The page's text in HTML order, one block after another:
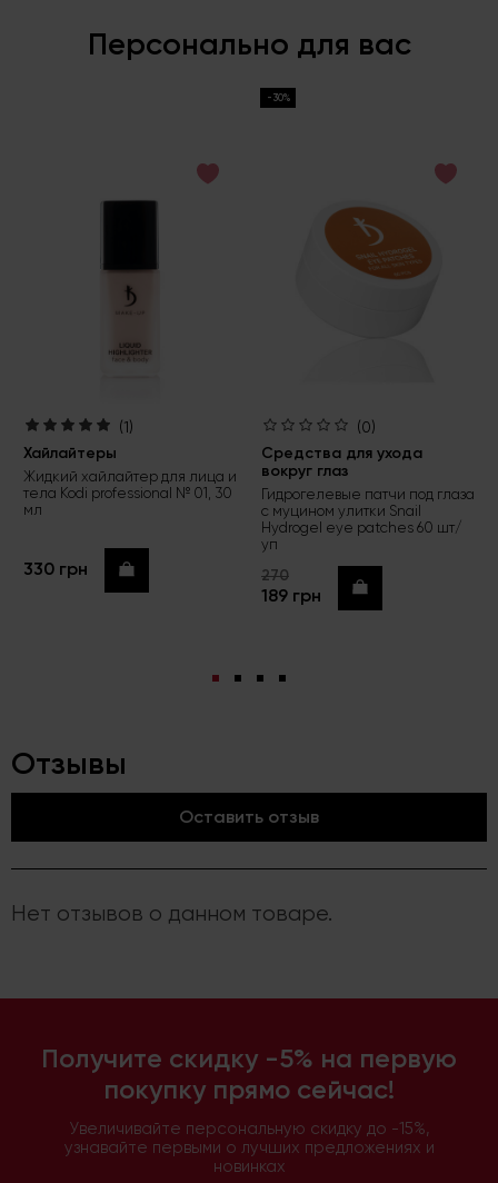
Персонально для вас
(1)
Хайлайтеры
Жидкий хайлайтер для лица и
тела Kodi professional № 01, 30
мл
330 грн Купить
-30%
(0)
Средства для ухода
вокруг глаз
Гидрогелевые патчи под глаза
с муцином улитки Snail
Hydrogel eye patches 60 шт/
уп
270
189 грн Купить
Отзывы
Оставить отзыв
Нет отзывов о данном товаре.
Получите скидку -5% на первую
покупку прямо сейчас!
Увеличивайте персональную скидку до -15%,
узнавайте первыми о лучших предложениях и
новинках